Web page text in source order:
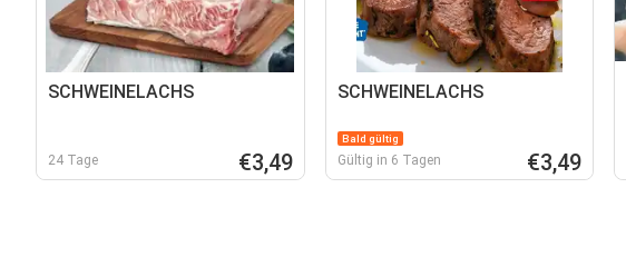
SCHWEINELACHS
24 Tage €3,49
SCHWEINELACHS
Bald gültig
Gültig in 6 Tagen €3,49